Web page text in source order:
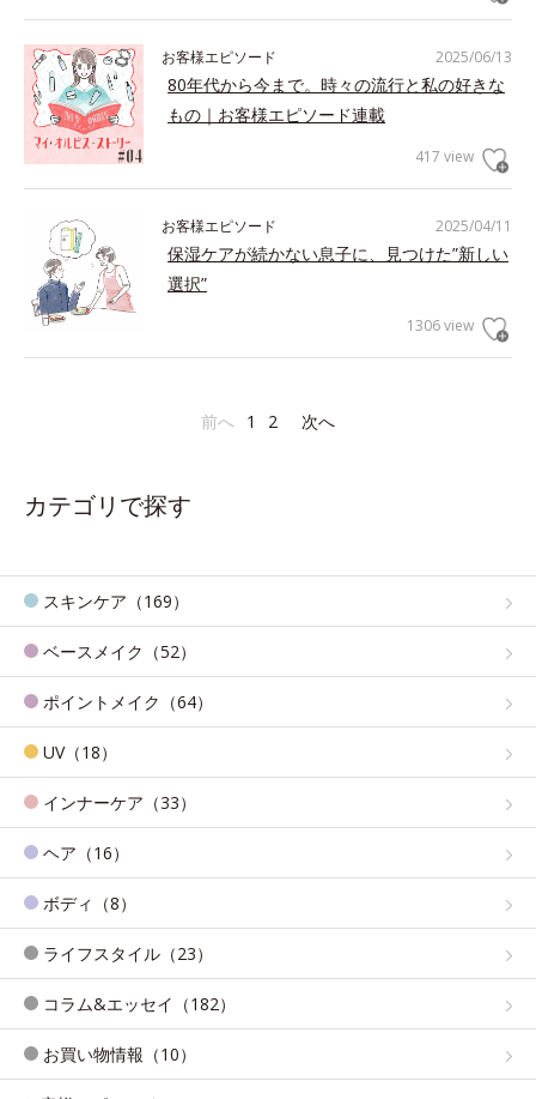
2025/06/13
お客様エピソード
80年代から今まで。時々の流行と私の好きな
もの｜お客様エピソード連載
417 view
2025/04/11
お客様エピソード
保湿ケアが続かない息子に、見つけた”新しい
選択”
1306 view
前へ 1 2 次へ
カテゴリで探す
スキンケア（169）
ベースメイク（52）
ポイントメイク（64）
UV（18）
インナーケア（33）
ヘア（16）
ボディ（8）
ライフスタイル（23）
コラム&エッセイ（182）
お買い物情報（10）